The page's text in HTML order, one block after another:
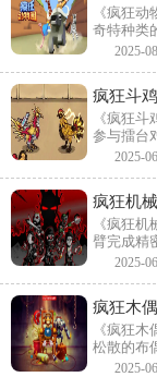
《疯狂
奇特种类
游客，
2025-
疯狂斗
《疯狂
参与擂台
等技能
2025-
疯狂机
《疯狂
臂完成精
杂环境
2025-
疯狂木
《疯狂
松散的布
控制地
2025-